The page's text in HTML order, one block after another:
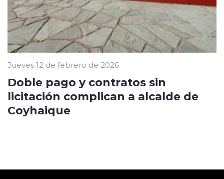
Jueves 12 de febrero de 2026
Doble pago y contratos sin
licitación complican a alcalde de
Coyhaique